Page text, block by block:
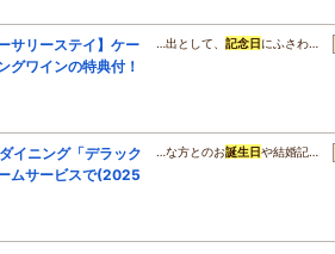
サリーステイ】ケー
グワインの特典付！
…出として、 記念日 にふさわ…
イニング「デラック
ムサービスで(2025
…な方とのお誕生日や結婚記…